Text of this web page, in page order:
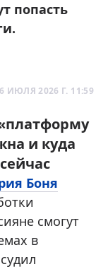
попасть
ИЮЛЯ 2026 Г. 11:59
и куда
Боня
смогут
в